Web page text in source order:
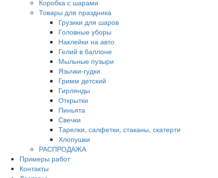
Коробка с шарами
Товары для праздника
Грузики для шаров
Головные уборы
Наклейки на авто
Гелий в баллоне
Мыльные пузыри
Язычки-гудки
Гримм детский
Гирлянды
Открытки
Пиньята
Свечки
Тарелки, салфетки, стаканы, скатерти
Хлопушки
РАСПРОДАЖА
Примеры работ
Контакты